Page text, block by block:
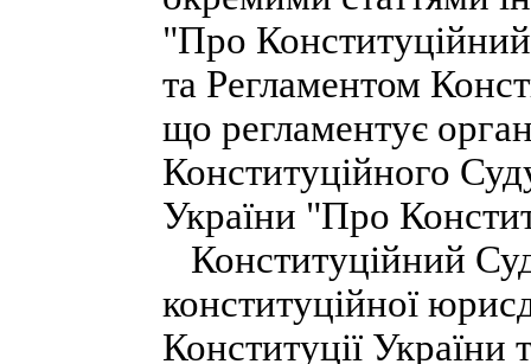
"Про
та Регламентом
що регламентує
Конституційного
України "Про
Конституційний
конституційної
Конституції України